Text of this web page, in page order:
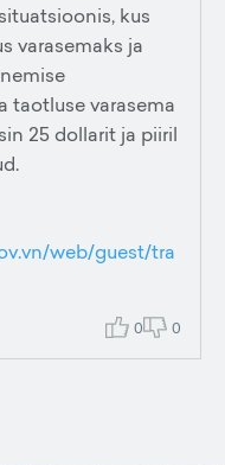
kus
varasemaks ja
taotluse varasema
25 dollarit ja piiril
web/guest/tra
0 0